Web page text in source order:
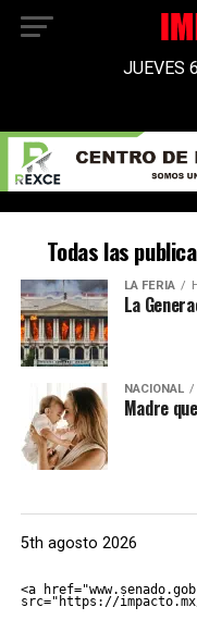
JUEVES
Todas las
LA FERIA
La
NACIONAL
Madre
5th agosto 2026
<a
src="https://